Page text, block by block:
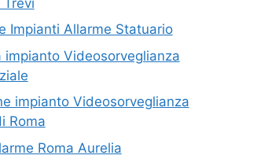
Impianti Allarme Statuario
impianto Videosorveglianza
impianto Videosorveglianza
Roma
Roma Aurelia